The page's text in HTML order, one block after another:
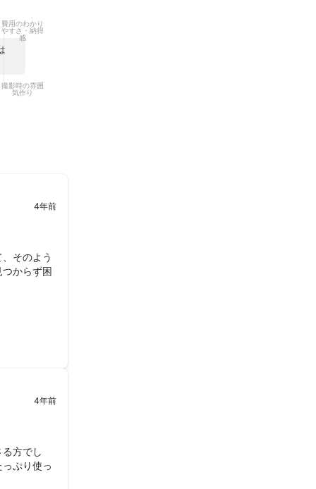
日内にはお
ます。
できると思
逃さず、ご
もできま
らスナップ
ただきま
いただきま
ポジ用など
ります。
け下さい。
費用のわかり
やすさ・納得
感
撮影時の雰囲
気作り
4年前
そのよう
からず困
4年前
方でし
ぷり使っ